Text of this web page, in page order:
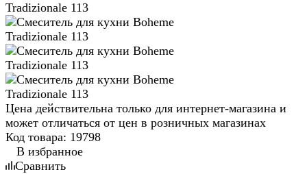
Цена действительна только для интернет-магазина и
может отличаться от цен в розничных магазинах
Код товара: 19798
В избранное
Сравнить